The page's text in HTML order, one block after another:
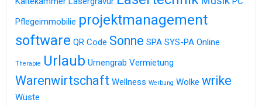
Pflegeimmobilie projektmanagement
software QR Code Sonne SPA SYS-PA Online
Therapie Urlaub Urnengrab Vermietung
Warenwirtschaft Wellness Werbung Wolke wrike
Wüste